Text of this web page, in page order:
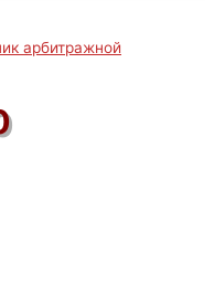
арбитражной